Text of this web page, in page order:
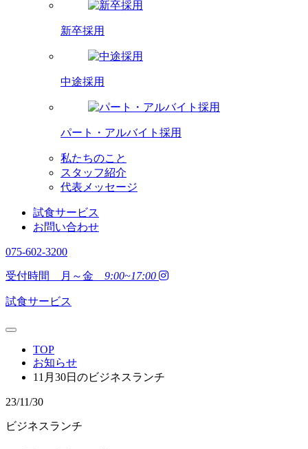
新卒採用
中途採用
パート・アルバイト採用
私たちのこと
スタッフ紹介
代表メッセージ
試食サービス
お問い合わせ
075-602-3200
受付時間 月～金 9:00~17:00
試食サービス
TOP
お知らせ
11月30日のビジネスランチ
23/11/30
ビジネスランチ